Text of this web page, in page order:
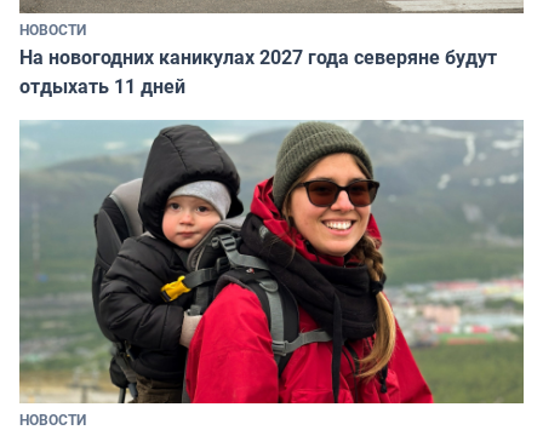
НОВОСТИ
На новогодних каникулах 2027 года северяне будут
отдыхать 11 дней
НОВОСТИ